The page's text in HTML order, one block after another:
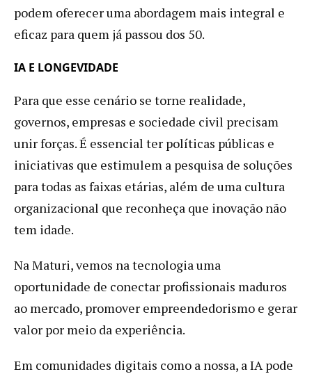
podem oferecer uma abordagem mais integral e
eficaz para quem já passou dos 50.
IA E LONGEVIDADE
Para que esse cenário se torne realidade,
governos, empresas e sociedade civil precisam
unir forças. É essencial ter políticas públicas e
iniciativas que estimulem a pesquisa de soluções
para todas as faixas etárias, além de uma cultura
organizacional que reconheça que inovação não
tem idade.
Na Maturi, vemos na tecnologia uma
oportunidade de conectar profissionais maduros
ao mercado, promover empreendedorismo e gerar
valor por meio da experiência.
Em comunidades digitais como a nossa, a IA pode